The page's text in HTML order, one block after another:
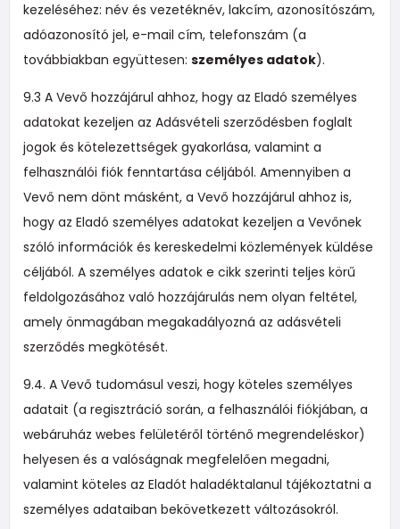
kezeléséhez: név és vezetéknév, lakcím, azonosítószám,
adóazonosító jel, e-mail cím, telefonszám (a
továbbiakban együttesen: személyes adatok).
9.3 A Vevő hozzájárul ahhoz, hogy az Eladó személyes
adatokat kezeljen az Adásvételi szerződésben foglalt
jogok és kötelezettségek gyakorlása, valamint a
felhasználói fiók fenntartása céljából. Amennyiben a
Vevő nem dönt másként, a Vevő hozzájárul ahhoz is,
hogy az Eladó személyes adatokat kezeljen a Vevőnek
szóló információk és kereskedelmi közlemények küldése
céljából. A személyes adatok e cikk szerinti teljes körű
feldolgozásához való hozzájárulás nem olyan feltétel,
amely önmagában megakadályozná az adásvételi
szerződés megkötését.
9.4. A Vevő tudomásul veszi, hogy köteles személyes
adatait (a regisztráció során, a felhasználói fiókjában, a
webáruház webes felületéről történő megrendeléskor)
helyesen és a valóságnak megfelelően megadni,
valamint köteles az Eladót haladéktalanul tájékoztatni a
személyes adataiban bekövetkezett változásokról.